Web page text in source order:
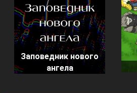
Заповедник нового
ангела